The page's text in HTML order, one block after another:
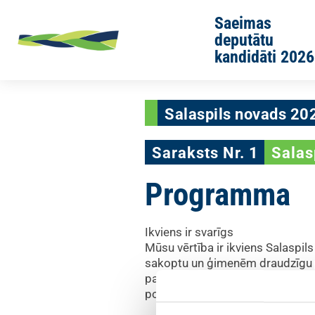
Saeimas
deputātu
kandidāti 2026
Salaspils novads
Saraksts Nr. 1
Programma
Ikviens ir svarīgs
Mūsu vērtība ir ikviens
sakoptu un ģimenēm
par uzņēmējdarbības
politika ar ticību Latvijas valsts